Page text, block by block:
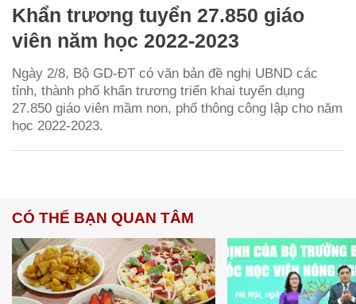
Khẩn trương tuyển 27.850 giáo
viên năm học 2022-2023
Ngày 2/8, Bộ GD-ĐT có văn bản đề nghị UBND các
tỉnh, thành phố khẩn trương triển khai tuyển dụng
27.850 giáo viên mầm non, phổ thông công lập cho năm
học 2022-2023.
CÓ THỂ BẠN QUAN TÂM